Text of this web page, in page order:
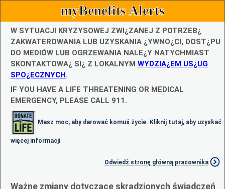
myBenefits Alerts
W SYTUACJI KRYZYSOWEJ ZWI¿ZANEJ Z POTRZEB¿
ZAKWATEROWANIA LUB UZYSKANIA ¿YWNO¿CI, DOST¿PU
DO MEDIÓW LUB OGRZEWANIA NALE¿Y NATYCHMIAST
SKONTAKTOWA¿ SI¿ Z LOKALNYM WYDZIA¿EM US¿UG
SPO¿ECZNYCH.
IF YOU HAVE A LIFE THREATENING OR MEDICAL
EMERGENCY, PLEASE CALL 911.
Masz moc, aby darować komuś życie. Kliknij tutaj, aby uzyskać
więcej informacji
Odwiedź stronę główną pracownika
Ważne zmiany dotyczące skradzionych świadczeń